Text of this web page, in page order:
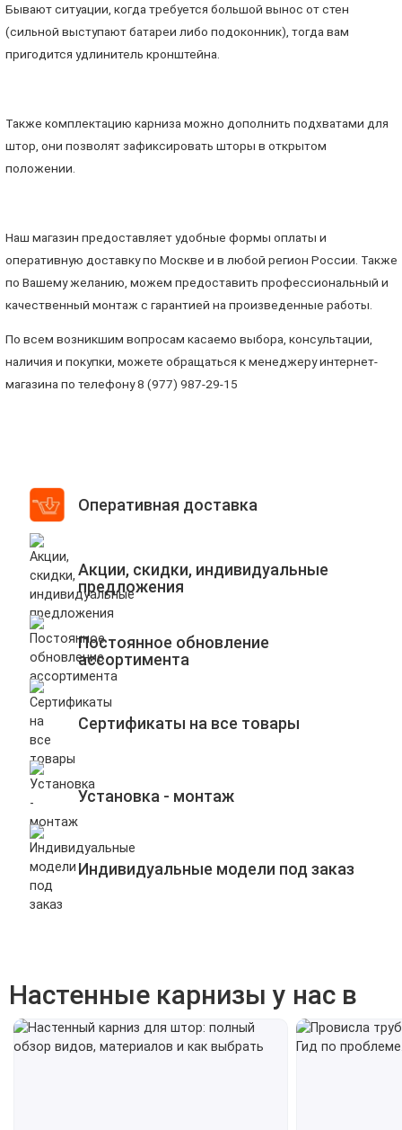
Бывают ситуации, когда требуется большой вынос от стен
(сильной выступают батареи либо подоконник), тогда вам
пригодится удлинитель кронштейна.
Также комплектацию карниза можно дополнить подхватами для
штор, они позволят зафиксировать шторы в открытом
положении.
Наш магазин предоставляет удобные формы оплаты и
оперативную доставку по Москве и в любой регион России. Также
по Вашему желанию, можем предоставить профессиональный и
качественный монтаж с гарантией на произведенные работы.
По всем возникшим вопросам касаемо выбора, консультации,
наличия и покупки, можете обращаться к менеджеру интернет-
магазина по телефону 8 (977) 987-29-15
Оперативная доставка
Акции, скидки, индивидуальные
предложения
Постоянное обновление
ассортимента
Сертификаты на все товары
Установка - монтаж
Индивидуальные модели под заказ
Настенные карнизы у нас в